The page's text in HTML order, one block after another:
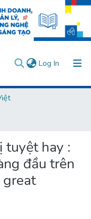
Log In (current)
tuyệt hay :
đầu trên
great